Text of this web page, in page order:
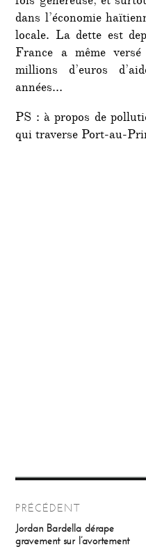
dans l’économie
locale. La dette est
France a même
millions d’euros
années…
PS : à propos de
qui traverse Port-au-
de
PRÉCÉDENT
Publication
précédente :
Jordan Bardella dérape
gravement sur l’avortement